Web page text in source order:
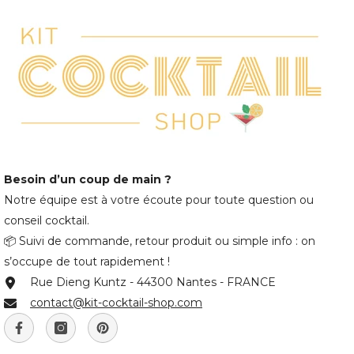
Besoin d’un coup de main ?
Notre équipe est à votre écoute pour toute question ou
conseil cocktail.
📦 Suivi de commande, retour produit ou simple info : on
s’occupe de tout rapidement !
Rue Dieng Kuntz - 44300 Nantes - FRANCE
contact@kit-cocktail-shop.com